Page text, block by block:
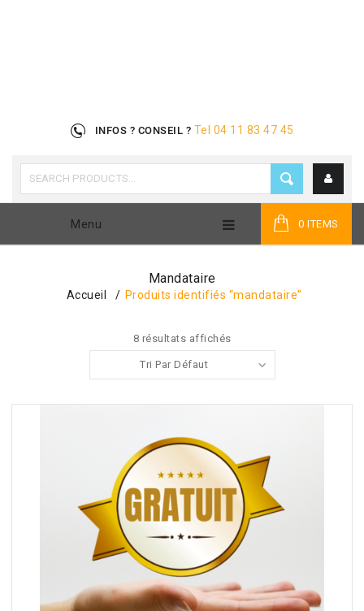
INFOS ? CONSEIL ? Tel 04 11 83 47 45
Menu 0 ITEMS
Mandataire
Accueil / Produits identifiés “mandataire”
8 résultats affichés
Tri Par Défaut